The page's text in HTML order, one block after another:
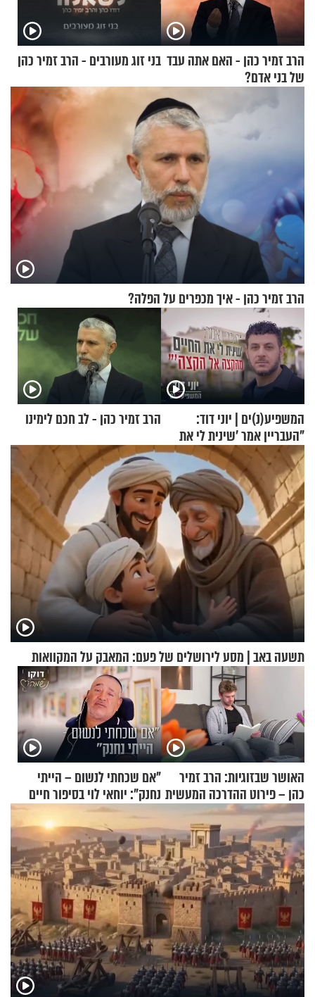
הרב זמיר כהן - האם אתה עבד
של בני אדם?
בני זוג מעורבים - הרב זמיר כהן
הרב זמיר כהן - איך מכפרים על הפלה?
המשפיע(נ)ים | יוני דוד:
"העבריין אמר 'שינית לי את
החיים מהקצה אל הקצה'"
הרב זמיר כהן - לב חכם לימינו
תשעה באב | מסע לירושלים של פעם: המאבק על המקוואות
האושר שבזוגיות: הרב זמיר
כהן – פירוט ההדרכה המעשית
"אם שכחתי לנשום – הייתי
נחנק": יוחאי לוי בסיפור חיים
מעורר השראה